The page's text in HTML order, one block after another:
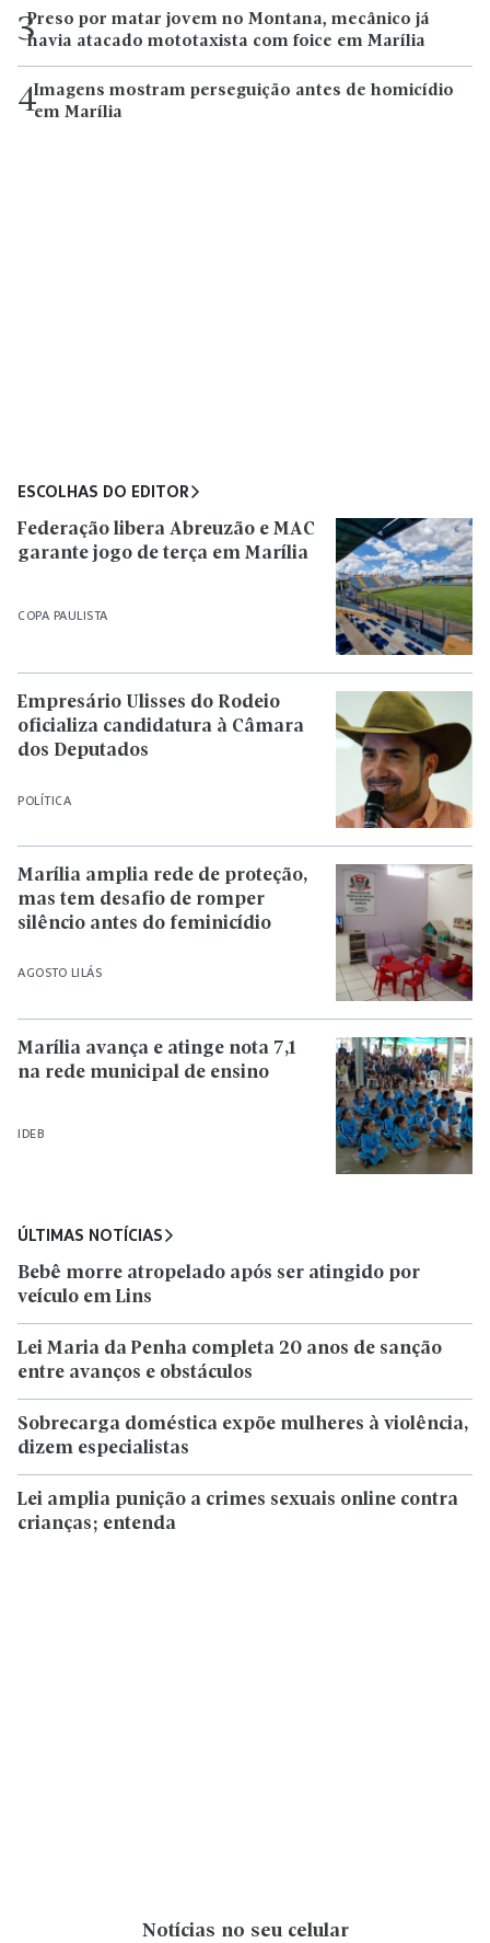
3Preso por matar jovem no Montana, mecânico já
havia atacado mototaxista com foice em Marília
4Imagens mostram perseguição antes de homicídio
em Marília
ESCOLHAS DO EDITOR
COPA PAULISTA
Federação libera Abreuzão e MAC
garante jogo de terça em Marília
POLÍTICA
Empresário Ulisses do Rodeio
oficializa candidatura à Câmara
dos Deputados
AGOSTO LILÁS
Marília amplia rede de proteção,
mas tem desafio de romper
silêncio antes do feminicídio
IDEB
Marília avança e atinge nota 7,1
na rede municipal de ensino
ÚLTIMAS NOTÍCIAS
Bebê morre atropelado após ser atingido por
veículo em Lins
Lei Maria da Penha completa 20 anos de sanção
entre avanços e obstáculos
Sobrecarga doméstica expõe mulheres à violência,
dizem especialistas
Lei amplia punição a crimes sexuais online contra
crianças; entenda
Notícias no seu celular